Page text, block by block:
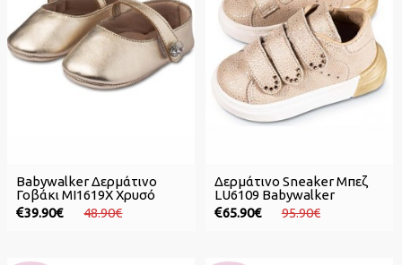
Babywalker Δερμάτινο
Γοβάκι MI1619X Χρυσό
39.90€
48.90€
Δερμάτινο Sneaker Μπεζ
LU6109 Babywalker
65.90€
95.90€